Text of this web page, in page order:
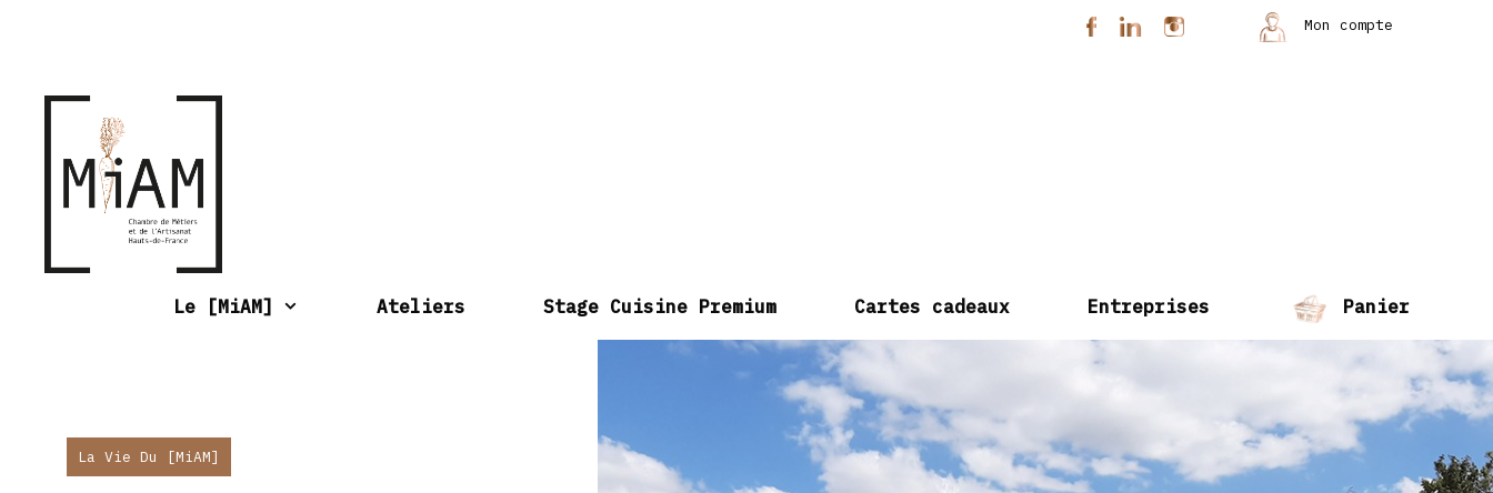
Mon compte
Le [MiAM] Ateliers Stage Cuisine Premium Cartes cadeaux Entreprises Panier
La Vie Du [MiAM]